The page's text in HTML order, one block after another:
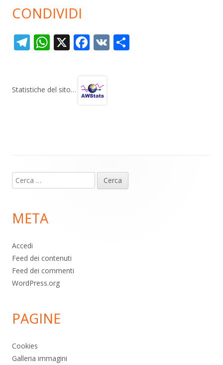
CONDIVIDI
T
gr
W
s
X F
b
V
Statistiche del sito…
piè
pagina
Ricerca
per:
META
Accedi
Feed dei contenuti
Feed dei commenti
WordPress.org
PAGINE
Cookies
Galleria immagini